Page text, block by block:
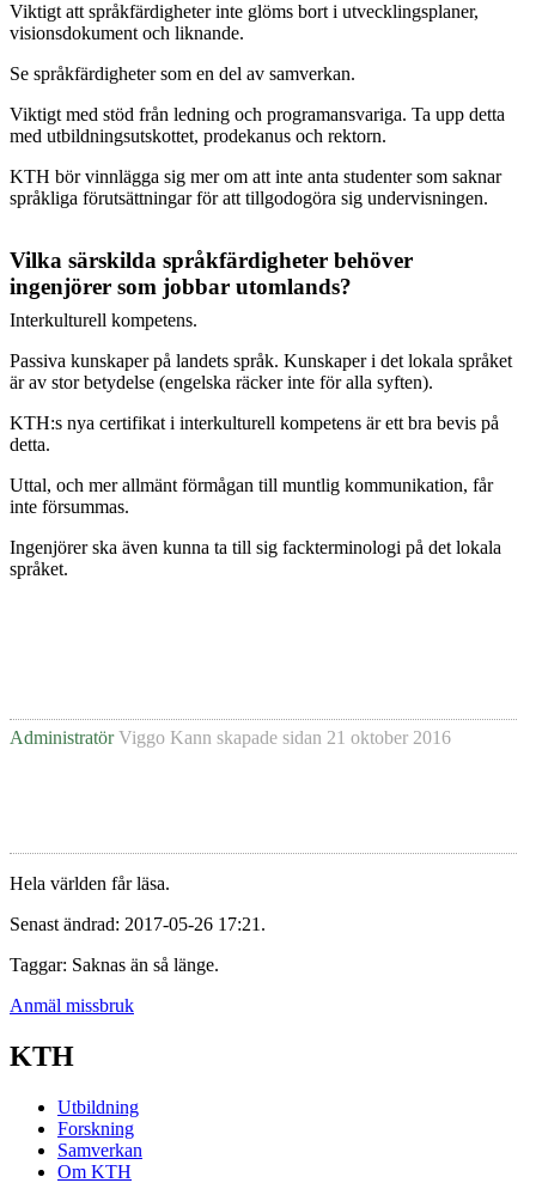
Viktigt att språkfärdigheter inte glöms bort i utvecklingsplaner,
visionsdokument och liknande.
Se språkfärdigheter som en del av samverkan.
Viktigt med stöd från ledning och programansvariga. Ta upp detta
med utbildningsutskottet, prodekanus och rektorn.
KTH bör vinnlägga sig mer om att inte anta studenter som saknar
språkliga förutsättningar för att tillgodogöra sig undervisningen.
Vilka särskilda språkfärdigheter behöver
ingenjörer som jobbar utomlands?
Interkulturell kompetens.
Passiva kunskaper på landets språk. Kunskaper i det lokala språket
är av stor betydelse (engelska räcker inte för alla syften).
KTH:s nya certifikat i interkulturell kompetens är ett bra bevis på
detta.
Uttal, och mer allmänt förmågan till muntlig kommunikation, får
inte försummas.
Ingenjörer ska även kunna ta till sig fackterminologi på det lokala
språket.
Administratör Viggo Kann skapade sidan 21 oktober 2016
Hela världen får läsa.
Senast ändrad: 2017-05-26 17:21.
Taggar: Saknas än så länge.
Anmäl missbruk
KTH
Utbildning
Forskning
Samverkan
Om KTH